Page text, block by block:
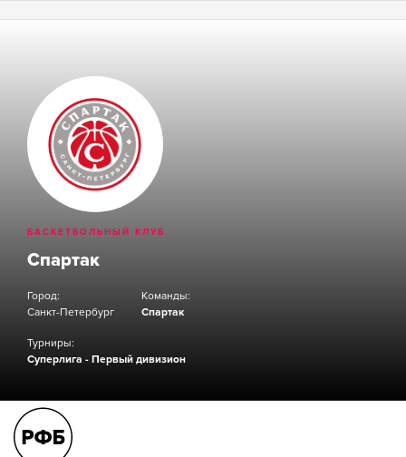
БАСКЕТБОЛЬНЫЙ КЛУБ
Спартак
Город:
Санкт-Петербург
Команды:
Спартак
Турниры:
Суперлига - Первый дивизион